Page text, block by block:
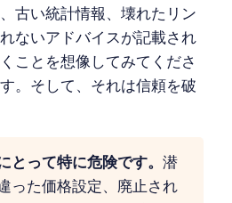
古い統計情報、壊れたリン
ないアドバイスが記載され
ことを想像してみてくださ
。そして、それは信頼を破
とって特に危険です。 潜
った価格設定、廃止され